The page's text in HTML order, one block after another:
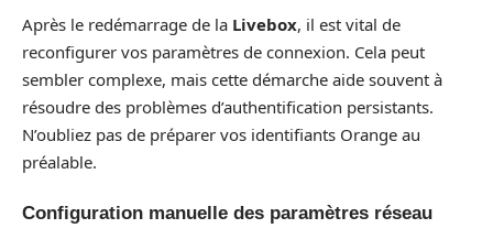
Après le redémarrage de la Livebox, il est vital de
reconfigurer vos paramètres de connexion. Cela peut
sembler complexe, mais cette démarche aide souvent à
résoudre des problèmes d’authentification persistants.
N’oubliez pas de préparer vos identifiants Orange au
préalable.
Configuration manuelle des paramètres réseau